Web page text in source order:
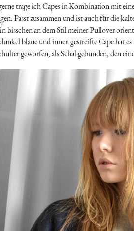
trage ich Capes in Kombination mit
Passt zusammen und ist auch für die
bisschen an dem Stil meiner Pullover
blaue und innen gestreifte Cape hat
geworfen, als Schal gebunden, den